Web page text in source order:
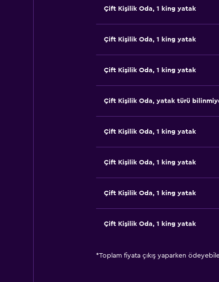
Çift ​Kişilik Oda, 1 king yatak
Çift ​Kişilik Oda, 1 king yatak
Çift ​Kişilik Oda, 1 king yatak
Çift ​Kişilik Oda, yatak türü
Çift ​Kişilik Oda, 1 king yatak
Çift ​Kişilik Oda, 1 king yatak
Çift ​Kişilik Oda, 1 king yatak
Çift ​Kişilik Oda, 1 king yatak
*Toplam fiyata çıkış yaparken